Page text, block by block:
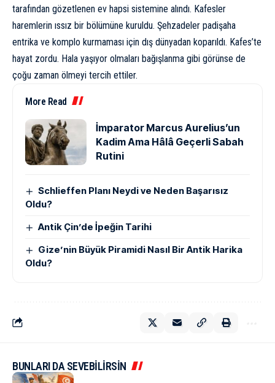
tarafından gözetlenen ev hapsi sistemine alındı. Kafesler
haremlerin ıssız bir bölümüne kuruldu. Şehzadeler padişaha
entrika ve komplo kurmaması için dış dünyadan koparıldı. Kafes’te
hayat zordu. Hala yaşıyor olmaları bağışlanma gibi görünse de
çoğu zaman ölmeyi tercih ettiler.
More Read
İmparator Marcus Aurelius’un
Kadim Ama Hâlâ Geçerli Sabah
Rutini
Schlieffen Planı Neydi ve Neden Başarısız
Oldu?
Antik Çin’de İpeğin Tarihi
Gize’nin Büyük Piramidi Nasıl Bir Antik Harika
Oldu?
BUNLARI DA SEVEBİLİRSİN
KÜLTÜR